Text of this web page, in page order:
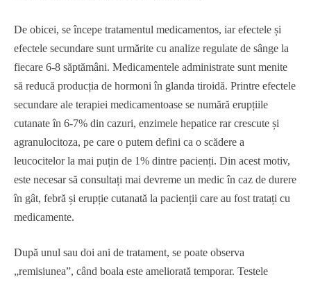
De obicei, se începe tratamentul medicamentos, iar efectele și
efectele secundare sunt urmărite cu analize regulate de sânge la
fiecare 6-8 săptămâni. Medicamentele administrate sunt menite
să reducă producția de hormoni în glanda tiroidă. Printre efectele
secundare ale terapiei medicamentoase se numără erupțiile
cutanate în 6-7% din cazuri, enzimele hepatice rar crescute și
agranulocitoza, pe care o putem defini ca o scădere a
leucocitelor la mai puțin de 1% dintre pacienți. Din acest motiv,
este necesar să consultați mai devreme un medic în caz de durere
în gât, febră și erupție cutanată la pacienții care au fost tratați cu
medicamente.
După unul sau doi ani de tratament, se poate observa
„remisiunea”, când boala este ameliorată temporar. Testele